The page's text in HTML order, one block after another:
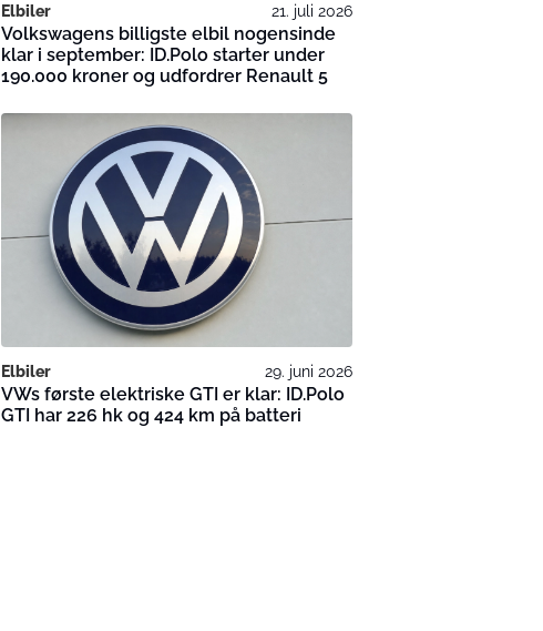
Elbiler 21. juli 2026
Volkswagens billigste elbil nogensinde
klar i september: ID.Polo starter under
190.000 kroner og udfordrer Renault 5
Elbiler 29. juni 2026
VWs første elektriske GTI er klar: ID.Polo
GTI har 226 hk og 424 km på batteri